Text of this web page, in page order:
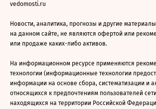
vedomosti.ru
Новости, аналитика, прогнозы и другие
на данном сайте, не являются офертой или
или продаже каких-либо активов.
На информационном ресурсе применяются
технологии (информационные технологии
информации на основе сбора, систематизации и
относящихся к предпочтениям пользователей
находящихся на территории Российской